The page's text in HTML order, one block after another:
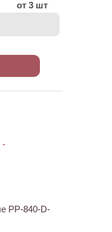
от 3 шт
PP-840-D-